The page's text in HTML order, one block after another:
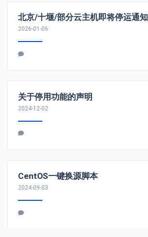
北京/十堰/部分云主机即将停运通知
2026-01-06
关于停用功能的声明
2024-12-02
CentOS一键换源脚本
2024-09-03